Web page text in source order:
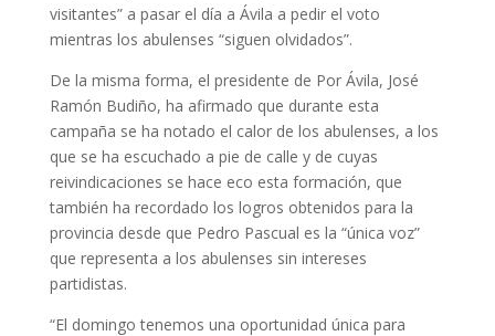
visitantes” a pasar el día a Ávila a pedir el voto
mientras los abulenses “siguen olvidados”.
De la misma forma, el presidente de Por Ávila, José
Ramón Budiño, ha afirmado que durante esta
campaña se ha notado el calor de los abulenses, a los
que se ha escuchado a pie de calle y de cuyas
reivindicaciones se hace eco esta formación, que
también ha recordado los logros obtenidos para la
provincia desde que Pedro Pascual es la “única voz”
que representa a los abulenses sin intereses
partidistas.
“El domingo tenemos una oportunidad única para